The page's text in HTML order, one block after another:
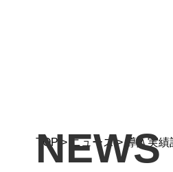
NEWS
TOP > ニュース > 導入実